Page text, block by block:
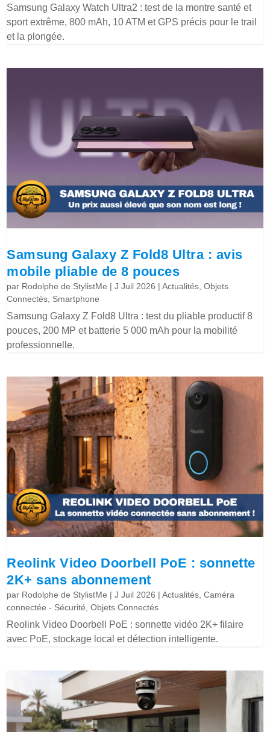
Samsung Galaxy Watch Ultra2 : test de la montre santé et
sport extrême, 800 mAh, 10 ATM et GPS précis pour le trail
et la plongée.
Samsung Galaxy Z Fold8 Ultra : avis
mobile pliable de 8 pouces
par Rodolphe de StylistMe |J Juil 2026 |Actualités ,Objets
Connectés Smartphone
Samsung Galaxy Z Fold8 Ultra : test du pliable productif 8
pouces, 200 MP et batterie 5 000 mAh pour la mobilité
professionnelle.
Reolink Video Doorbell PoE : sonnette
2K+ sans abonnement
par Rodolphe de StylistMe |J Juil 2026 |Actualités ,Caméra
connectée - Sécurité ,Objets Connectés
Reolink Video Doorbell PoE : sonnette vidéo 2K+ filaire
avec PoE, stockage local et détection intelligente.